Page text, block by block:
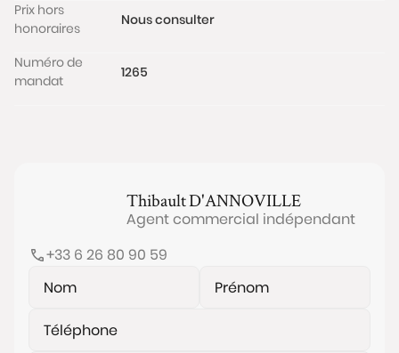
Prix hors
honoraires
Nous consulter
Numéro de
mandat
1265
ThibaultD'ANNOVILLE
Agent commercial indépendant
+33 6 26 80 90 59